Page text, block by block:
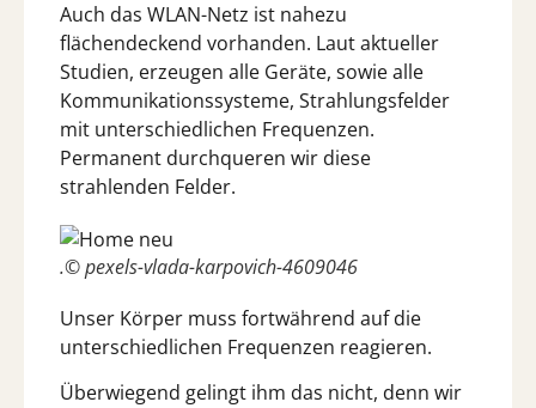
Auch das WLAN-Netz ist nahezu
flächendeckend vorhanden. Laut aktueller
Studien, erzeugen alle Geräte, sowie alle
Kommunikationssysteme, Strahlungsfelder
mit unterschiedlichen Frequenzen.
Permanent durchqueren wir diese
strahlenden Felder.
.© pexels-vlada-karpovich-4609046
Unser Körper muss fortwährend auf die
unterschiedlichen Frequenzen reagieren.
Überwiegend gelingt ihm das nicht, denn wir